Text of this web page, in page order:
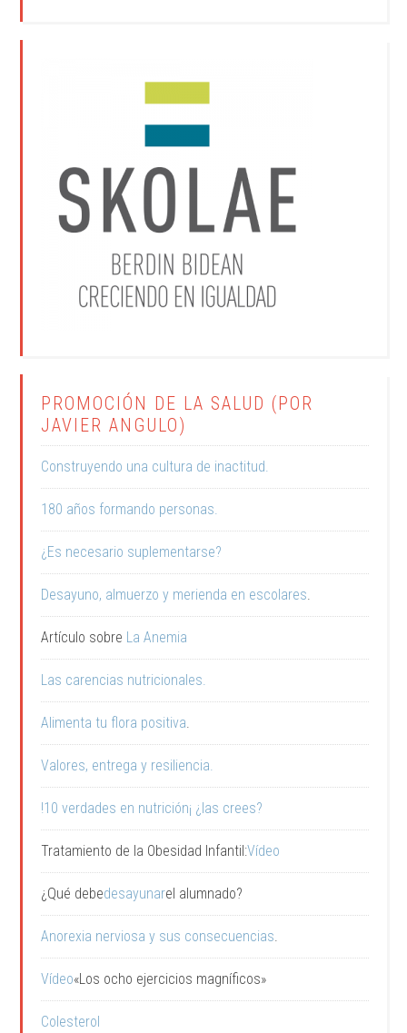
PROMOCIÓN DE LA SALUD (POR
JAVIER ANGULO)
Construyendo una cultura de inactitud.
180 años formando personas.
¿Es necesario suplementarse?
Desayuno, almuerzo y merienda en escolares
Artículo sobre La Anemia
Las carencias nutricionales.
Alimenta tu flora positiva
Valores, entrega y resiliencia.
!10 verdades en nutrición¡ ¿las crees?
Tratamiento de la Obesidad Infantil:Vídeo
¿Qué debedesayunarel alumnado?
Anorexia nerviosa y sus consecuencias
Vídeo«Los ocho ejercicios magníficos»
Colesterol